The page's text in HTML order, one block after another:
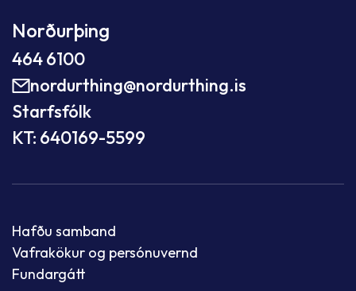
Norðurþing
464 6100
nordurthing@nordurthing.is
Starfsfólk
KT: 640169-5599
Hafðu samband
Vafrakökur og persónuvernd
Fundargátt